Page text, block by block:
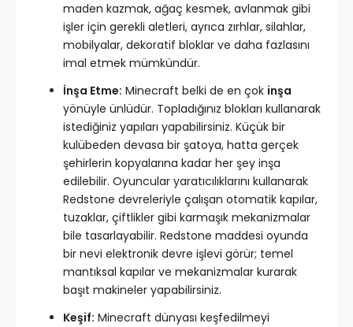
maden kazmak, ağaç kesmek, avlanmak gibi
işler için gerekli aletleri, ayrıca zırhlar, silahlar,
mobilyalar, dekoratif bloklar ve daha fazlasını
imal etmek mümkündür.
İnşa Etme: Minecraft belki de en çok inşa
yönüyle ünlüdür. Topladığınız blokları kullanarak
istediğiniz yapıları yapabilirsiniz. Küçük bir
kulübeden devasa bir şatoya, hatta gerçek
şehirlerin kopyalarına kadar her şey inşa
edilebilir. Oyuncular yaratıcılıklarını kullanarak
Redstone devreleriyle çalışan otomatik kapılar,
tuzaklar, çiftlikler gibi karmaşık mekanizmalar
bile tasarlayabilir. Redstone maddesi oyunda
bir nevi elektronik devre işlevi görür; temel
mantıksal kapılar ve mekanizmalar kurarak
başıt makineler yapabilirsiniz.
Keşif: Minecraft dünyası keşfedilmeyi